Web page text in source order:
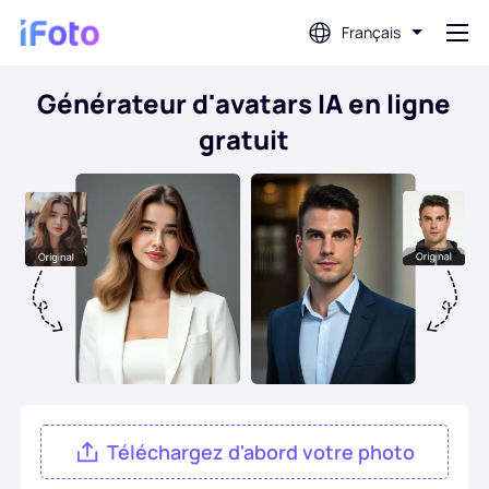
Français
Connex
AI Photo Editor
Suppression d'arrière-plan
Amélioration de la photo
Créateur de photos de profil
Créateur de photos de passeport
Générateur d'avatars IA en ligne
gratuit
Téléchargez d'abord votre photo